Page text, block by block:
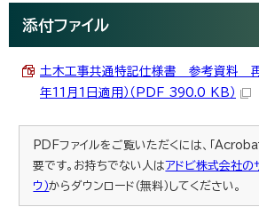
添付ファイル
土木工事共通特記仕様書 参考資料
年11月1日適用）（PDF 390.0 KB）
PDFファイルをご覧いただくには、「
要です。お持ちでない人はアドビ株式会社の
ウ）からダウンロード（無料）してください。